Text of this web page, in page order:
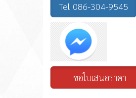
Tel 086-304-9545
ขอใบเสนอราคา